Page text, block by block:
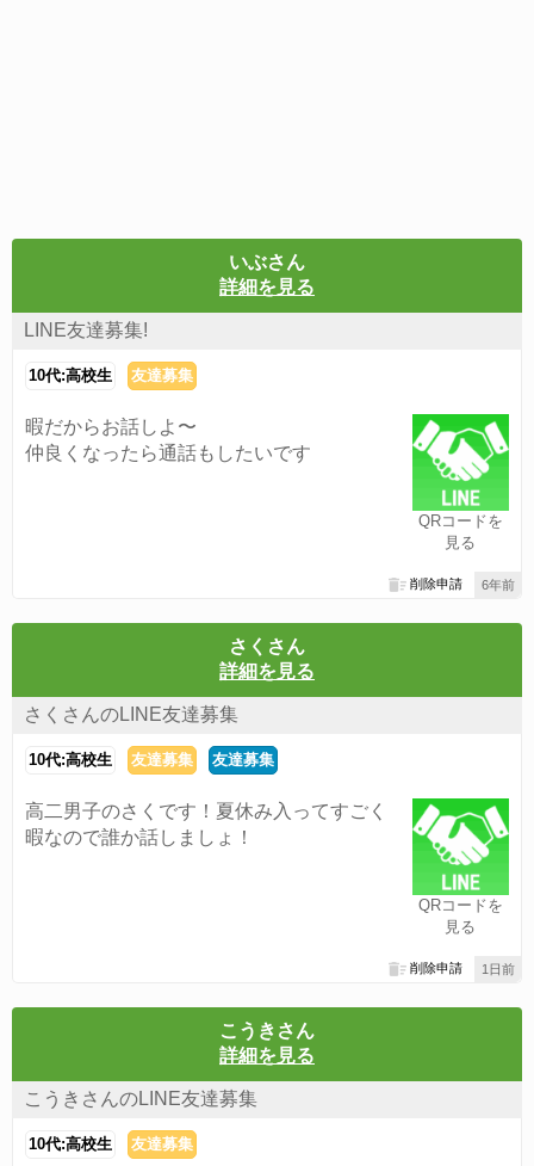
いぶさん
詳細を見る
LINE友達募集!
10代:高校生 友達募集
QRコードを
見る
暇だからお話しよ〜
仲良くなったら通話もしたいです
6年前
削除申請
さくさん
詳細を見る
さくさんのLINE友達募集
10代:高校生 友達募集 友達募集
QRコードを
見る
高二男子のさくです！夏休み入ってすごく
暇なので誰か話しましょ！
1日前
削除申請
こうきさん
詳細を見る
こうきさんのLINE友達募集
10代:高校生 友達募集